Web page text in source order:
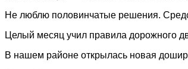
Не люблю половинчатые решения.
Целый месяц учил правила дорожного
В нашем районе открылась новая